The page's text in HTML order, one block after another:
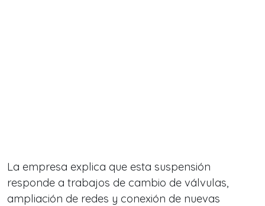
La empresa explica que esta suspensión
responde a trabajos de cambio de válvulas,
ampliación de redes y conexión de nuevas